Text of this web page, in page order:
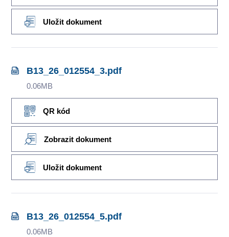
Uložit dokument
B13_26_012554_3.pdf
0.06MB
QR kód
Zobrazit dokument
Uložit dokument
B13_26_012554_5.pdf
0.06MB